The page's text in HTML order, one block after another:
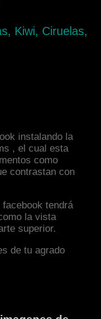
Kiwi, Ciruelas,
instalando la
, el cual esta
como
contrastan con
tendrá
la vista
superior.
de tu agrado